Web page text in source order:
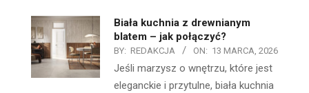
Biała kuchnia z drewnianym
blatem – jak połączyć?
BY: REDAKCJA ON: 13 MARCA, 2026
Jeśli marzysz o wnętrzu, które jest
eleganckie i przytulne, biała kuchnia